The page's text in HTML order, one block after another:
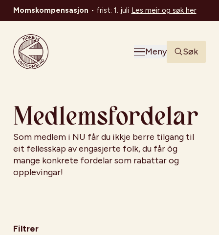
Momskompensasjon • frist: 1. juli Les meir og søk her
Noregs Ungdomslag
Meny
Søk
Medlemsfordelar
Som medlem i NU får du ikkje berre tilgang til
eit fellesskap av engasjerte folk, du får òg
mange konkrete fordelar som rabattar og
opplevingar!
Filtrer